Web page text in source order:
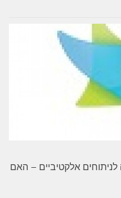
אלקטיביים – האם